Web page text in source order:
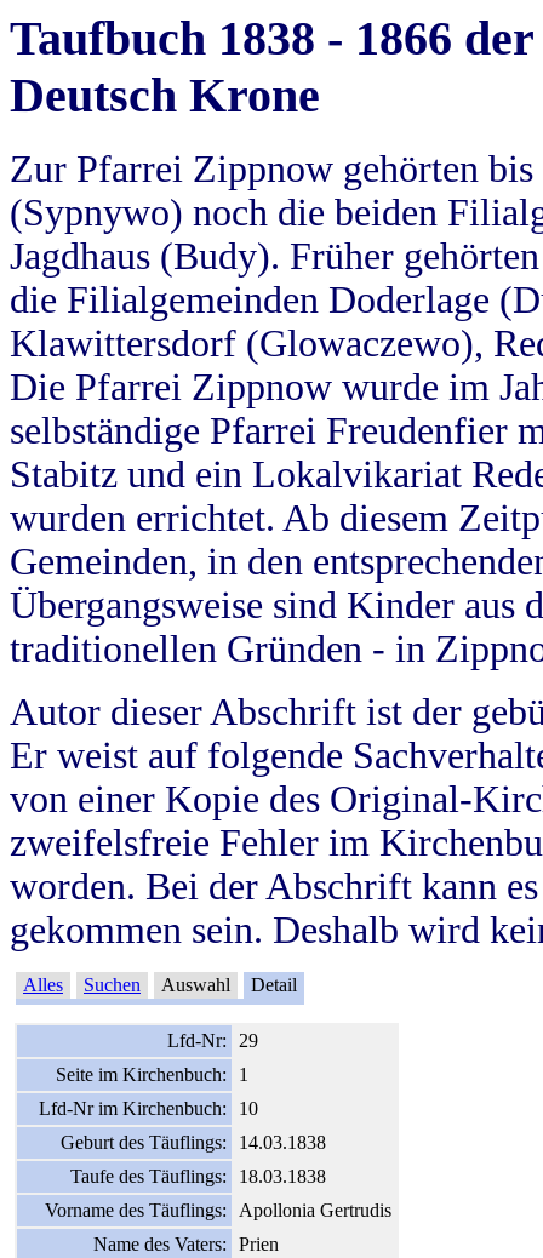
Taufbuch 1838 - 1866
Deutsch Krone
Zur Pfarrei Zippnow gehörten
(Sypnywo) noch die beiden
Jagdhaus (Budy). Früher
die Filialgemeinden Doderlage
Klawittersdorf (Glowaczewo),
Die Pfarrei Zippnow wurde im
selbständige Pfarrei Freudenfier
Stabitz und ein Lokalvikariat
wurden errichtet. Ab diesem
Gemeinden, in den
Übergangsweise sind Kinder aus
traditionellen Gründen - in
Autor dieser Abschrift ist der
Er weist auf folgende
von einer Kopie des Original-
zweifelsfreie Fehler im
worden. Bei der Abschrift kann
gekommen sein. Deshalb wird
Alles Suchen Auswahl Detail
Lfd-Nr:
29
Seite im Kirchenbuch:
1
Lfd-Nr im Kirchenbuch:
10
Geburt des Täuflings:
14.03.1838
Taufe des Täuflings:
18.03.1838
Vorname des Täuflings:
Apollonia Gertrudis
Name des Vaters:
Prien